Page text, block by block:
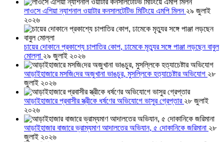
লাওসে এশিয়া ন্যাশনাল ওয়াটার কনসালটেটিভ মিটিংয়ে এমপি মিলন ২৯ জুলাই
২০২৬
চায়ের দোকানে প্রকাশ্যে চাপাতির কোপ, ঢামেকে মৃত্যুর সঙ্গে পাঞ্জা লড়ছেন বাবুল
মোল্লা ২৯ জুলাই ২০২৬
আড়াইহাজারে মস‌জি‌দের অজুখানা ভাঙচুর, মুসল্লিকে হত্যাচেষ্টার অভিযোগ ২৮
জুলাই ২০২৬
আড়াইহাজারে প্রবাসীর স্ত্রীকে ধর্ষণের অভিযোগে ভাসুর গ্রেপ্তার ২৮ জুলাই
২০২৬
আড়াইহাজার বাজারে ভ্রাম্যমাণ আদালতের অভিযান, ৫ দোকানিকে জরিমানা ২৮
জুলাই ২০২৬